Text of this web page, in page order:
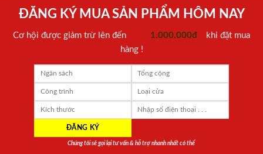
ĐĂNG KÝ MUA SẢN PHẨM HÔM NAY
Cơ hội được giảm trừ lên đến 1.000.000đ
khi đặt mua
hàng !
Chúng tôi sẽ gọi lại tư vấn & hỗ trợ nhanh nhất có thể